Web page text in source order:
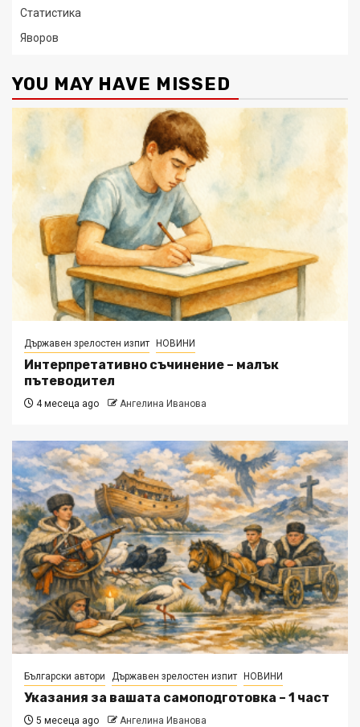
Статистика
Яворов
YOU MAY HAVE MISSED
Държавен зрелостен изпит НОВИНИ
Интерпретативно съчинение – малък
пътеводител
4 месеца ago Ангелина Иванова
Български автори Държавен зрелостен изпит НОВИНИ
Указания за вашата самоподготовка – 1 част
5 месеца ago Ангелина Иванова